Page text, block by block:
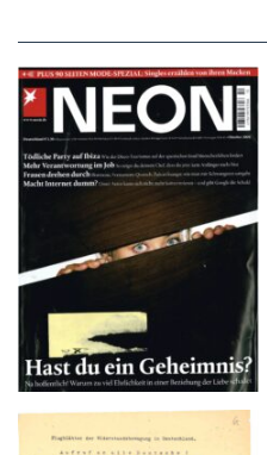
NEON – OKTOBER
2008